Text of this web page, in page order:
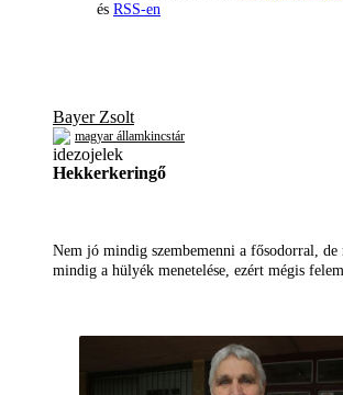
és RSS-en
Bayer Zsolt
magyar államkincstár
Hekkerkeringő
Nem jó mindig szembemenni a fősodorral,
mindig a hülyék menetelése, ezért mégis